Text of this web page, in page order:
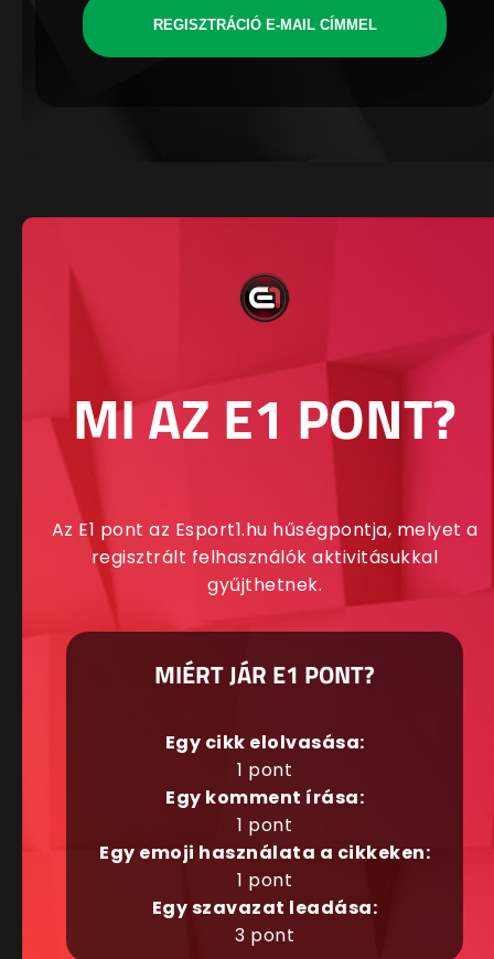
REGISZTRÁCIÓ E-MAIL CÍMMEL
MI AZ E1 PONT?
Az E1 pont az Esport1.hu hűségpontja, melyet a
regisztrált felhasználók aktivitásukkal
gyűjthetnek.
MIÉRT JÁR E1 PONT?
Egy cikk elolvasása:
1 pont
Egy komment írása:
1 pont
Egy emoji használata a cikkeken:
1 pont
Egy szavazat leadása:
3 pont